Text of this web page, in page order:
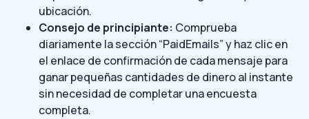
ubicación.
Consejo de principiante: Comprueba
diariamente la sección “PaidEmails” y haz clic en
el enlace de confirmación de cada mensaje para
ganar pequeñas cantidades de dinero al instante
sin necesidad de completar una encuesta
completa.